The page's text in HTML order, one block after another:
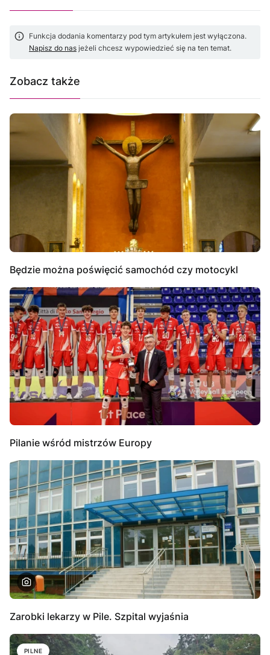
Funkcja dodania komentarzy pod tym artykułem jest wyłączona.
Napisz do nas jeżeli chcesz wypowiedzieć się na ten temat.
Zobacz także
Będzie można poświęcić samochód czy motocykl
Pilanie wśród mistrzów Europy
Zarobki lekarzy w Pile. Szpital wyjaśnia
PILNE